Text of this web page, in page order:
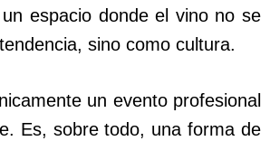
espacio donde el vino no se
sino como cultura.
un evento profesional
Es, sobre todo, una forma de